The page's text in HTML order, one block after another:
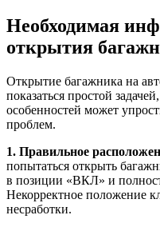
Необходимая
открытия
Открытие багажника на
показаться простой
особенностей может
проблем.
1. Правильное
попытаться открыть
в позиции «ВКЛ» и
Некорректное положение
несработки.